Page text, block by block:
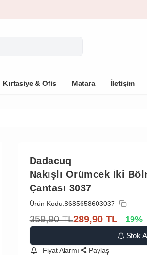
Kırtasiye & Ofis Matara İletişim
Dadacuq
Nakışlı Örümcek İki
Çantası 3037
Ürün Kodu:8685658603037
359,90 TL289,90 TL 19%
Stok
Fiyat Alarmı Paylaş